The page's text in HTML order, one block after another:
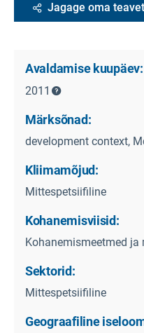
Jagage oma teavet
Avaldamise kuupäev:
2011
Märksõnad:
development context,
Kliimamõjud:
Mittespetsiifiline
Kohanemisviisid:
Kohanemismeetmed ja
Sektorid:
Mittespetsiifiline
Geograafiline